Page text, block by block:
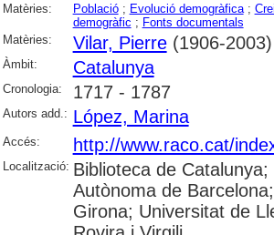
Matèries: Població; Evolució demogràfica;
demogràfic ; Fonts documentals
Matèries:
Vilar, Pierre(1906-
Àmbit: Catalunya
Cronologia: 1717 - 1787
Autors add.: López, Marina
Accés: http://www.raco.cat/
Localització: Biblioteca de
Autònoma de
Girona; Universitat de